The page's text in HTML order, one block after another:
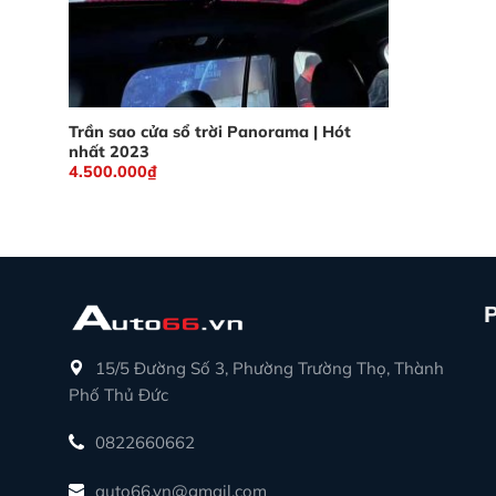
Bộ
Lắp cảm biến áp suất lốp xe hơi
Trần sao cửa sổ trời Panorama | Hót
nhất 2023
4.500.000₫
15/5 Đường Số 3, Phường Trường Thọ, Thành
Phố Thủ Đức
0822660662
auto66.vn@gmail.com